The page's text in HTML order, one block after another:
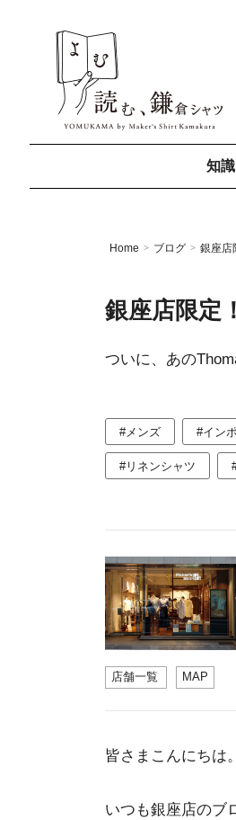
知識
Home > ブログ > 銀座店
銀座店限定
ついに、あの
#メンズ #イン
#リネンシャツ
店舗一覧 MAP
皆さまこんにちは。
いつも銀座店のブ